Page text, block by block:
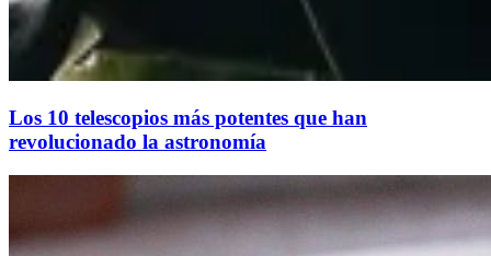
Los 10 telescopios más potentes que han
revolucionado la astronomía